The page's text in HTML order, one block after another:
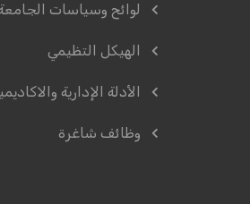
لوائح وسياسات
الهيكل التظيمي
الأدلة الإدارية
وظائف شاغرة